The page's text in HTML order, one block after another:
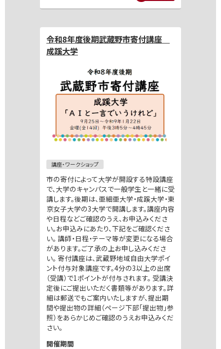
令和8年度後期武蔵野市寄付講座
成蹊大学
講座・ワークショップ
市の寄付によって大学が開設する特設講座
で、大学のキャンパスで一般学生と一緒に受
講します。後期は、亜細亜大学・成蹊大学・東
京女子大学の3大学で開講します。講座内容
や日程などご確認のうえ、お申込みくださ
い。お申込みにあたり、下記をご確認くださ
い。 講師・日程・テーマ等が変更になる場合
があります。ご了承の上お申し込みくださ
い。 寄付講座は、武蔵野地域自由大学ポイ
ント付与対象講座です。4分の3以上の出席
（受講）で1ポイントが付与されます。 受講決
定後にご提出いただく書類等があります。詳
細は郵送でもご案内いたしますが、提出期
間や提出物の詳細（ページ下部「提出物」参
照）をあらかじめご確認のうえお申込みくだ
さい。
開催期間